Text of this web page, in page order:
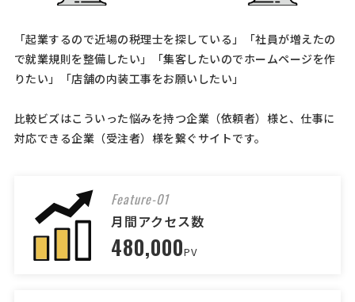
「起業するので近場の税理士を探している」「社員が増えたの
で就業規則を整備したい」「集客したいのでホームページを作
りたい」「店舗の内装工事をお願いしたい」
比較ビズはこういった悩みを持つ企業（依頼者）様と、仕事に
対応できる企業（受注者）様を繋ぐサイトです。
Feature-01
月間アクセス数
480,000PV
【記念誌・デジタル冊子と紙媒体冊子の2種
類の作成依頼】見積もり依頼
[印刷物の種類] パンフレット 会社案内 冊子 [印刷物の概要] 令和9年10
月に会社設立50周年の式典を行うにあたり、記念誌の作成を行いま
人気案件
【会社概要パンフレット・300
部・デザインも依頼】の見積もり依頼
印刷会社 > パンフレット・会社案内印刷